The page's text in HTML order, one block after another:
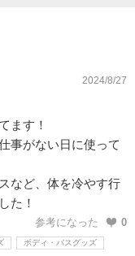
2024/8/27
ます！
事がない日に使って
など、体を冷やす行
た！
参考になった 0
ボディ・バスグッズ